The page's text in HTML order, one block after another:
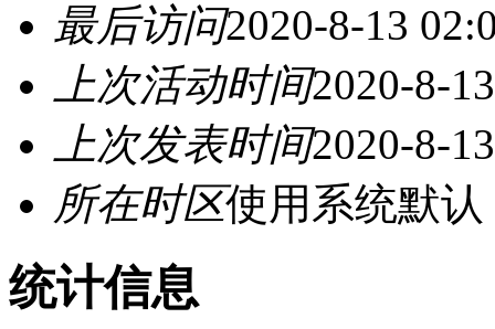
最后访问2020-8-13
上次活动时间2020-8-
上次发表时间2020-8-
所在时区使用系统默认
统计信息